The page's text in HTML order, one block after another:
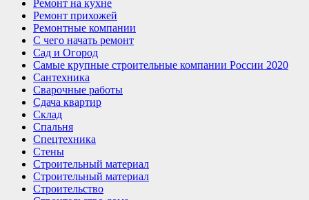
Ремонт на кухне
Ремонт прихожей
Ремонтные компании
С чего начать ремонт
Сад и Огород
Самые крупные строительные компании России 2020
Сантехника
Сварочные работы
Сдача квартир
Склад
Спальня
Спецтехника
Стены
Строительный материал
Строительный материал
Строительство